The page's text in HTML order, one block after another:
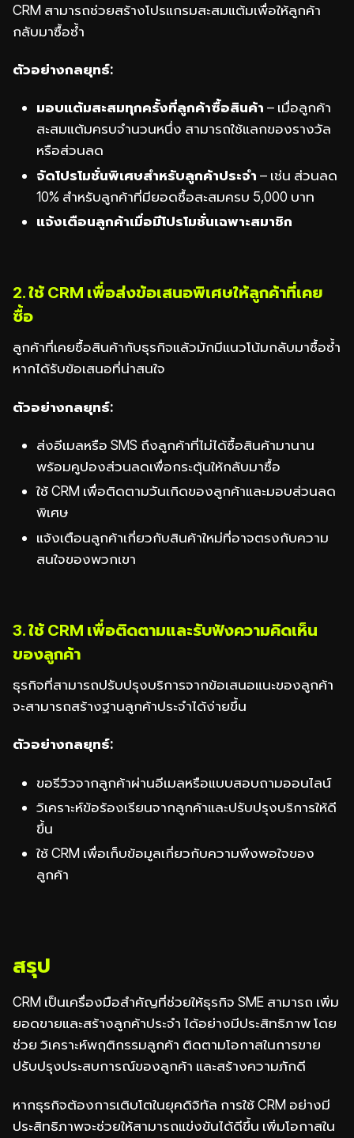
CRM สามารถช่วยสร้างโปรแกรมสะสมแต้มเพื่อให้ลูกค้า
กลับมาซื้อซ้ำ
ตัวอย่างกลยุทธ์:
มอบแต้มสะสมทุกครั้งที่ลูกค้าซื้อสินค้า – เมื่อลูกค้า
สะสมแต้มครบจำนวนหนึ่ง สามารถใช้แลกของรางวัล
หรือส่วนลด
จัดโปรโมชั่นพิเศษสำหรับลูกค้าประจำ – เช่น ส่วนลด
10% สำหรับลูกค้าที่มียอดซื้อสะสมครบ 5,000 บาท
แจ้งเตือนลูกค้าเมื่อมีโปรโมชั่นเฉพาะสมาชิก
2. ใช้ CRM เพื่อส่งข้อเสนอพิเศษให้ลูกค้าที่เคย
ซื้อ
ลูกค้าที่เคยซื้อสินค้ากับธุรกิจแล้วมักมีแนวโน้มกลับมาซื้อซ้ำ
หากได้รับข้อเสนอที่น่าสนใจ
ตัวอย่างกลยุทธ์:
ส่งอีเมลหรือ SMS ถึงลูกค้าที่ไม่ได้ซื้อสินค้ามานาน
พร้อมคูปองส่วนลดเพื่อกระตุ้นให้กลับมาซื้อ
ใช้ CRM เพื่อติดตามวันเกิดของลูกค้าและมอบส่วนลด
พิเศษ
แจ้งเตือนลูกค้าเกี่ยวกับสินค้าใหม่ที่อาจตรงกับความ
สนใจของพวกเขา
3. ใช้ CRM เพื่อติดตามและรับฟังความคิดเห็น
ของลูกค้า
ธุรกิจที่สามารถปรับปรุงบริการจากข้อเสนอแนะของลูกค้า
จะสามารถสร้างฐานลูกค้าประจำได้ง่ายขึ้น
ตัวอย่างกลยุทธ์:
ขอรีวิวจากลูกค้าผ่านอีเมลหรือแบบสอบถามออนไลน์
วิเคราะห์ข้อร้องเรียนจากลูกค้าและปรับปรุงบริการให้ดี
ขึ้น
ใช้ CRM เพื่อเก็บข้อมูลเกี่ยวกับความพึงพอใจของ
ลูกค้า
สรุป
CRM เป็นเครื่องมือสำคัญที่ช่วยให้ธุรกิจ SME สามารถ เพิ่ม
ยอดขายและสร้างลูกค้าประจำ ได้อย่างมีประสิทธิภาพ โดย
ช่วย วิเคราะห์พฤติกรรมลูกค้า ติดตามโอกาสในการขาย
ปรับปรุงประสบการณ์ของลูกค้า และสร้างความภักดี
หากธุรกิจต้องการเติบโตในยุคดิจิทัล การใช้ CRM อย่างมี
ประสิทธิภาพจะช่วยให้สามารถแข่งขันได้ดีขึ้น เพิ่มโอกาสใน